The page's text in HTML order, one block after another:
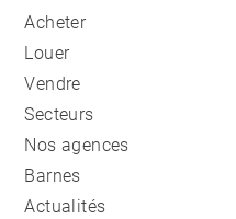
Acheter
Louer
Vendre
Secteurs
Nos agences
Barnes
Actualités